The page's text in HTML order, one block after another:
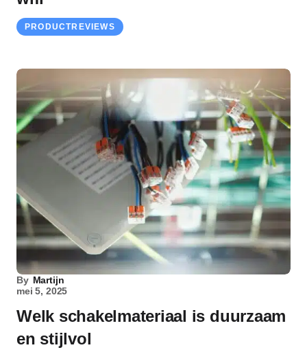
PRODUCTREVIEWS
By Martijn
mei 5, 2025
Welk schakelmateriaal is duurzaam
en stijlvol